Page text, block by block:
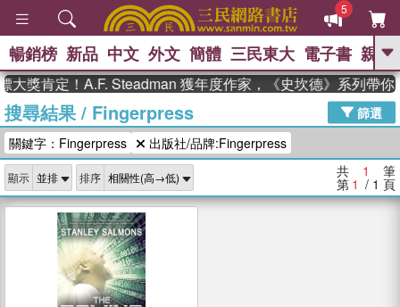
5
GO
熱搜： The Odyssey 、
父親節 、 如果歷史是一群喵 、 暑期
推薦 、 國際布克獎 臺灣漫遊錄
念華 、 台灣的李登輝時代 、 數學女
孩：黎曼猜想
偉大的迷走神經
暢銷榜 新品 中文 外文 簡體 三民東大 電子書 親子
大獎肯定！A.F. Steadman 獲年度作家，《史坎德》系列帶你
搜尋結果/ Fingerpress
篩選
關鍵字：Fingerpress
出版社/品牌:Fingerpress
顯示 排序 共 1 筆
第 1 / 1 頁